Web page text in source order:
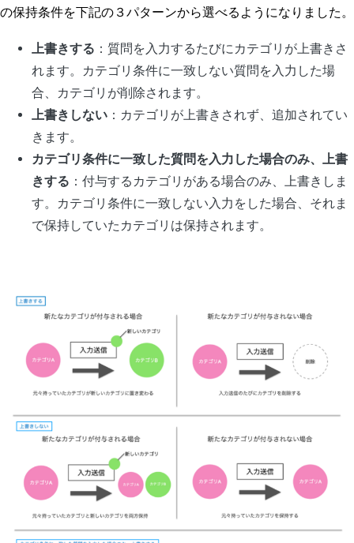
の保持条件を下記の３パターンから選べるようになりました。
上書きする ：質問を入力するたびにカテゴリが上書きさ
れます。カテゴリ条件に一致しない質問を入力した場
合、カテゴリが削除されます。
上書きしない ：カテゴリが上書きされず、追加されてい
きます。
カテゴリ条件に一致した質問を入力した場合のみ、上書
きする ：付与するカテゴリがある場合のみ、上書きしま
す。カテゴリ条件に一致しない入力をした場合、それま
で保持していたカテゴリは保持されます。